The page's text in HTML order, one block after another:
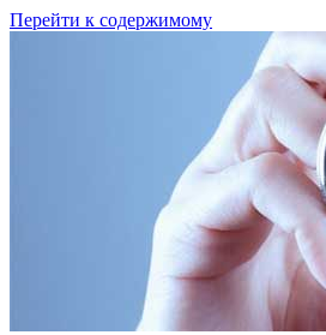
Перейти к содержимому